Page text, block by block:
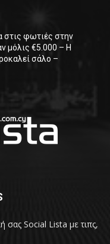
στις φωτιές στην
μόλις €5.000 – Η
σάλο –
σας Social Lista με τιπς,